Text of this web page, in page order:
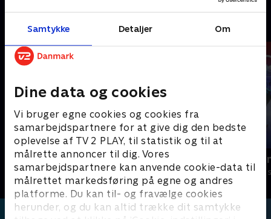
Samtykke Detaljer Om
Dine data og cookies
Vi bruger egne cookies og cookies fra
samarbejdspartnere for at give dig den bedste
oplevelse af TV 2 PLAY, til statistik og til at
målrette annoncer til dig. Vores
samarbejdspartnere kan anvende cookie-data til
målrettet markedsføring på egne og andres
platforme. Du kan til- og fravælge cookies
herunder, og du kan altid trække dit samtykke
Andre så også
Føles som
Børneserier • 1 sæsoner
Olly og
Børneserier • 1